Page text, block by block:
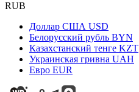
RUB
Доллар США USD
Белорусский рубль BYN
Казахстанский тенге KZT
Украинская гривна UAH
Евро EUR